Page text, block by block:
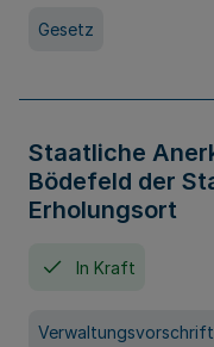
Gesetz
Staatliche
Bödefeld der
Erholungsort
In Kraft
Verwaltungsvorschrift